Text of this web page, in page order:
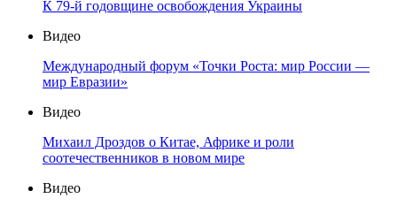
К 79-й годовщине освобождения Украины
Видео
Международный форум «Точки Роста: мир России —
мир Евразии»
Видео
Михаил Дроздов о Китае, Африке и роли
соотечественников в новом мире
Видео